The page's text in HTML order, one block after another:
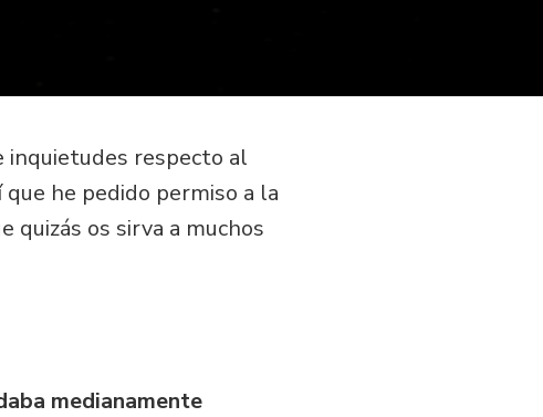
inquietudes respecto al
he pedido permiso a la
quizás os sirva a muchos
medianamente